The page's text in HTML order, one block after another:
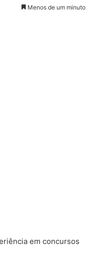
Menos de um minuto
em concursos